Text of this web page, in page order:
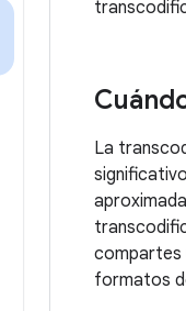
La
compartes
formatos